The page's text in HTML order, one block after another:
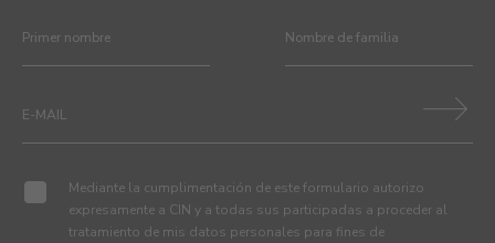
Mediante la cumplimentación de este formulario autorizo
expresamente a CIN y a todas sus participadas a proceder al
tratamiento de mis datos personales para fines de